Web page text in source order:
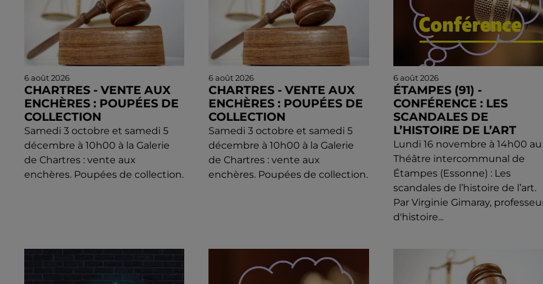
6 août 2026
CHARTRES - VENTE AUX
ENCHÈRES : POUPÉES DE
COLLECTION
Samedi 3 octobre et samedi 5
décembre à 10h00 à la Galerie
de Chartres : vente aux
enchères. Poupées de collection.
6 août 2026
CHARTRES - VENTE AUX
ENCHÈRES : POUPÉES DE
COLLECTION
Samedi 3 octobre et samedi 5
décembre à 10h00 à la Galerie
de Chartres : vente aux
enchères. Poupées de collection.
6 août 2026
ÉTAMPES (91) -
CONFÉRENCE : LES
SCANDALES DE
L’HISTOIRE DE L’ART
Lundi 16 novembre à 14h00 au
Théâtre intercommunal de
Étampes (Essonne) : Les
scandales de l’histoire de l’art.
Par Virginie Gimaray,
d'histoire...